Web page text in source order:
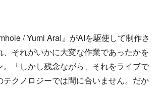
/ Yumi AraI』がAIを駆使して制作さ
それがいかに大変な作業であったかを
。「しかし残念ながら、それをライブで
テクノロジーでは間に合いません。だか